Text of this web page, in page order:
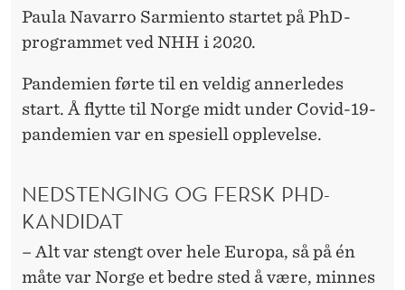
Paula Navarro Sarmiento startet på PhD-
programmet ved NHH i 2020.
Pandemien førte til en veldig annerledes
start. Å flytte til Norge midt under Covid-19-
pandemien var en spesiell opplevelse.
NEDSTENGING OG FERSK PHD-
KANDIDAT
– Alt var stengt over hele Europa, så på én
måte var Norge et bedre sted å være, minnes